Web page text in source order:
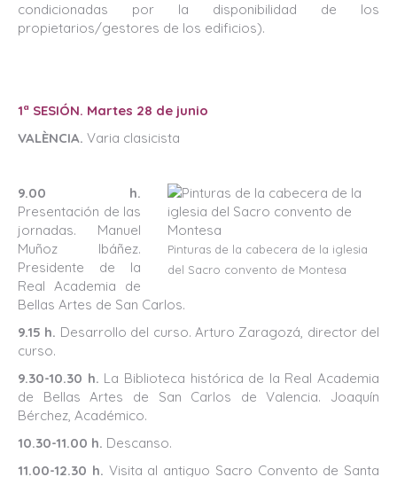
condicionadas por la disponibilidad de los
propietarios/gestores de los edificios).
1ª SESIÓN. Martes 28 de junio
VALÈNCIA. Varia clasicista
Pinturas de la cabecera de la iglesia
del Sacro convento de Montesa
9.00 h.
Presentación de las
jornadas. Manuel
Muñoz Ibáñez.
Presidente de la
Real Academia de
Bellas Artes de San Carlos.
9.15 h. Desarrollo del curso. Arturo Zaragozá, director del
curso.
9.30-10.30 h. La Biblioteca histórica de la Real Academia
de Bellas Artes de San Carlos de Valencia. Joaquín
Bérchez, Académico.
10.30-11.00 h. Descanso.
11.00-12.30 h. Visita al antiguo Sacro Convento de Santa